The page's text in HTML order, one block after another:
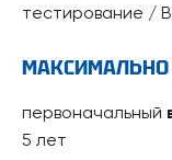
тестирование /
МАКСИМАЛЬНО
первоначальный
5 лет